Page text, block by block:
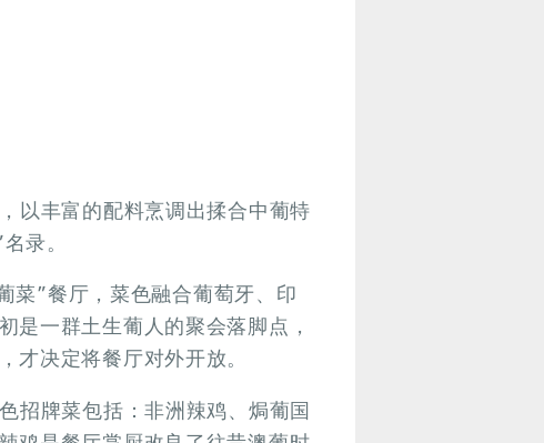
以丰富的配料烹调出揉合中葡特
录。
菜”餐厅，菜色融合葡萄牙、印
是一群土生葡人的聚会落脚点，
才决定将餐厅对外开放。
招牌菜包括：非洲辣鸡、焗葡国